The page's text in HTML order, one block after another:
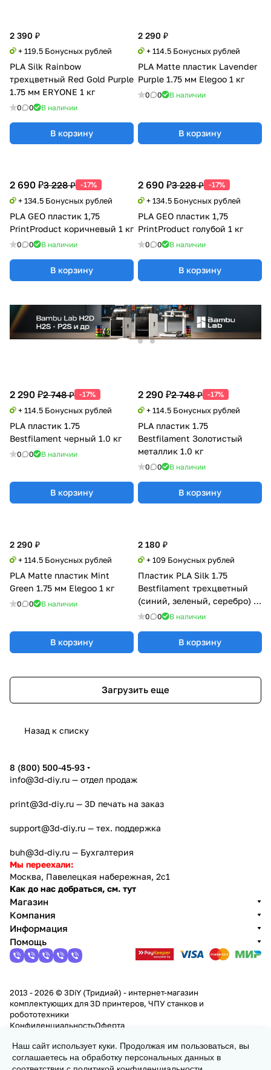
2 290 ₽
+ 114.5 Бонусных рублей
PLA Matte пластик Lavender
Purple 1.75 мм Elegoo 1 кг
0 0 В наличии
В корзину
2 690 ₽3 228 ₽ -17%
+ 134.5 Бонусных рублей
PLA GEO пластик 1,75
PrintProduct коричневый 1 кг
0 0 В наличии
В корзину
2 690 ₽3 228 ₽ -17%
+ 134.5 Бонусных рублей
PLA GEO пластик 1,75
PrintProduct голубой 1 кг
0 0 В наличии
В корзину
2 290 ₽2 748 ₽ -17%
+ 114.5 Бонусных рублей
PLA пластик 1.75
Bestfilament черный 1.0 кг
0 0 В наличии
В корзину
2 290 ₽2 748 ₽ -17%
+ 114.5 Бонусных рублей
PLA пластик 1.75
Bestfilament Золотистый
металлик 1.0 кг
0 0 В наличии
В корзину
2 390 ₽
+ 119.5 Бонусных рублей
PLA Silk Rainbow
трехцветный Red Gold Purple
1.75 мм ERYONE 1 кг
0 0 В наличии
В корзину
2 290 ₽
+ 114.5 Бонусных рублей
PLA Matte пластик Mint
Green 1.75 мм Elegoo 1 кг
0 0 В наличии
В корзину
2 180 ₽
+ 109 Бонусных рублей
Пластик PLA Silk 1.75
Bestfilament трехцветный
(синий, зеленый, серебро) 1
кг0 0 В наличии
В корзину
Загрузить еще
Назад к списку
Заказать
8 (800) 500-45-93
info@3d-diy.ru — отдел продаж
print@3d-diy.ru — 3D печать на заказ
support@3d-diy.ru — тех. поддержка
buh@3d-diy.ru — Бухгалтерия
Мы переехали:
Москва, Павелецкая набережная, 2с1
Как до нас добраться, см. тут
Магазин
Компания
Информация
Помощь
2013 - 2026 © 3DiY (Тридиай) - интернет-магазин
комплектующих для 3D принтеров, ЧПУ станков и
робототехники
КонфиденциальностьОферта
Наш сайт использует куки. Продолжая им пользоваться, вы
соглашаетесь на обработку персональных данных в